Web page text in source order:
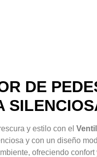
DE
y estilo con el
y con un diseño
ofreciendo